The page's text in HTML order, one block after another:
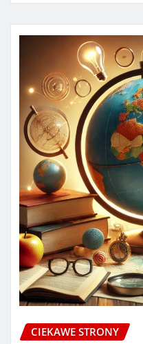
CIEKAWE STRONY